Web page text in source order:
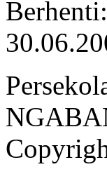
Berhenti: